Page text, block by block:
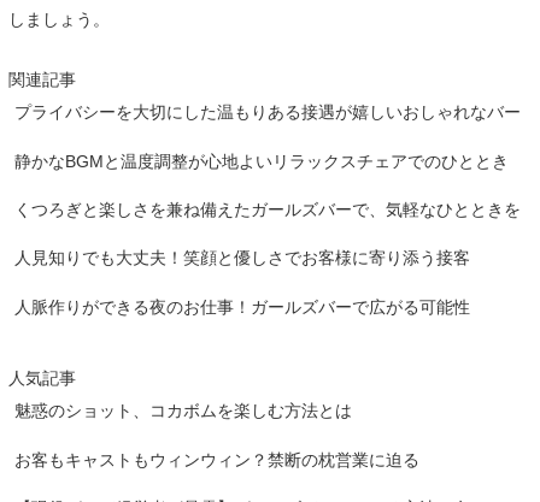
しましょう。
関連記事
プライバシーを大切にした温もりある接遇が嬉しいおしゃれなバー
静かなBGMと温度調整が心地よいリラックスチェアでのひととき
くつろぎと楽しさを兼ね備えたガールズバーで、気軽なひとときを
人見知りでも大丈夫！笑顔と優しさでお客様に寄り添う接客
人脈作りができる夜のお仕事！ガールズバーで広がる可能性
人気記事
魅惑のショット、コカボムを楽しむ方法とは
お客もキャストもウィンウィン？禁断の枕営業に迫る